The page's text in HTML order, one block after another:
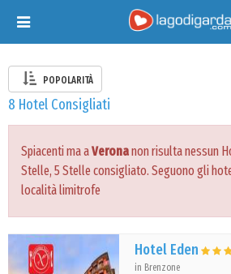
Toggle
navigation
POPOLARITÀ
8 Hotel Consigliati
Spiacenti ma aVeronanon risulta nessun
Stelle, 5 Stelle consigliato. Seguono gli
località limitrofe
Hotel Eden
in Brenzone